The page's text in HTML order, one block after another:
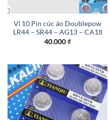
Vỉ 10 Pin cúc áo Doublepow
LR44 – SR44 – AG13 – CA18
40.000₫